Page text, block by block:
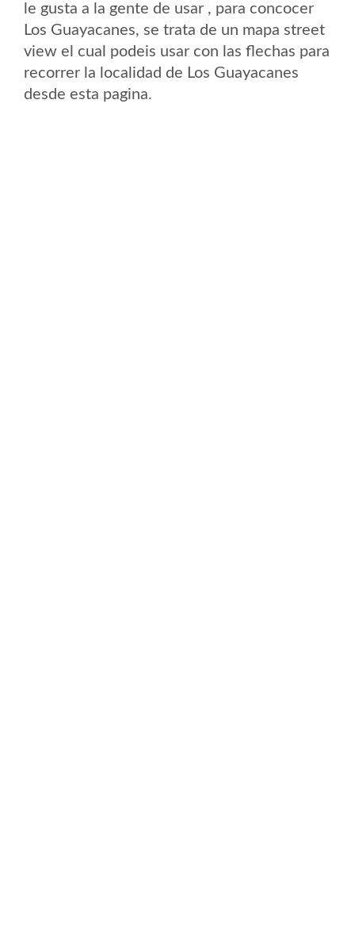
le gusta a la gente de usar , para concocer
Los Guayacanes, se trata de un mapa street
view el cual podeis usar con las flechas para
recorrer la localidad de Los Guayacanes
desde esta pagina.